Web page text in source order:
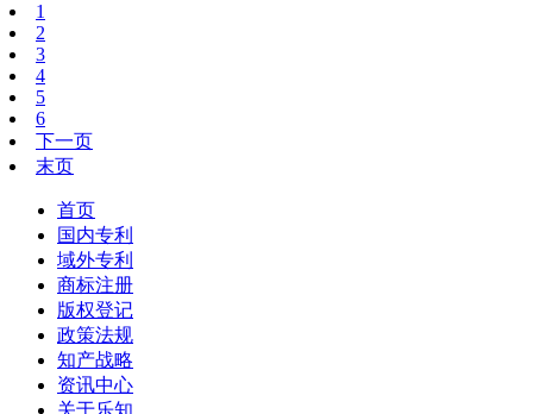
1
2
3
4
5
6
下一页
末页
首页
国内专利
域外专利
商标注册
版权登记
政策法规
知产战略
资讯中心